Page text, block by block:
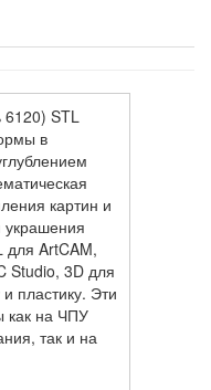
STL
в
картин и
украшения
ArtCAM,
Studio, 3D для
пластику. Эти
как на ЧПУ
так и на